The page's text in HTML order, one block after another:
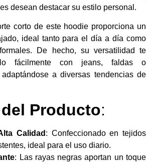
desean destacar su estilo personal.
corto de este hoodie proporciona un
ideal tanto para el día a día como
De hecho, su versatilidad te
fácilmente con jeans, faldas o
a diversas tendencias de
Producto:
Calidad : Confeccionado en tejidos
ideal para el uso diario.
: Las rayas negras aportan un toque